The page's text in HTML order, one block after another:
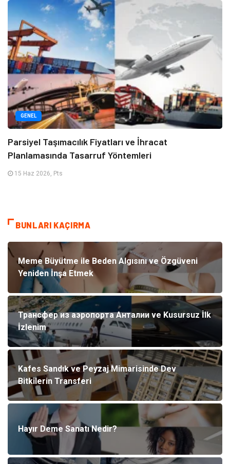
GENEL
Parsiyel Taşımacılık Fiyatları ve İhracat
Planlamasında Tasarruf Yöntemleri
15 Haz 2026, Pts
BUNLARI KAÇIRMA
Meme Büyütme ile Beden Algısını ve Özgüveni
Yeniden İnşa Etmek
Трансфер из аэропорта Анталии ve Kusursuz İlk
İzlenim
Kafes Sandık ve Peyzaj Mimarisinde Dev
Bitkilerin Transferi
Hayır Deme Sanatı Nedir?